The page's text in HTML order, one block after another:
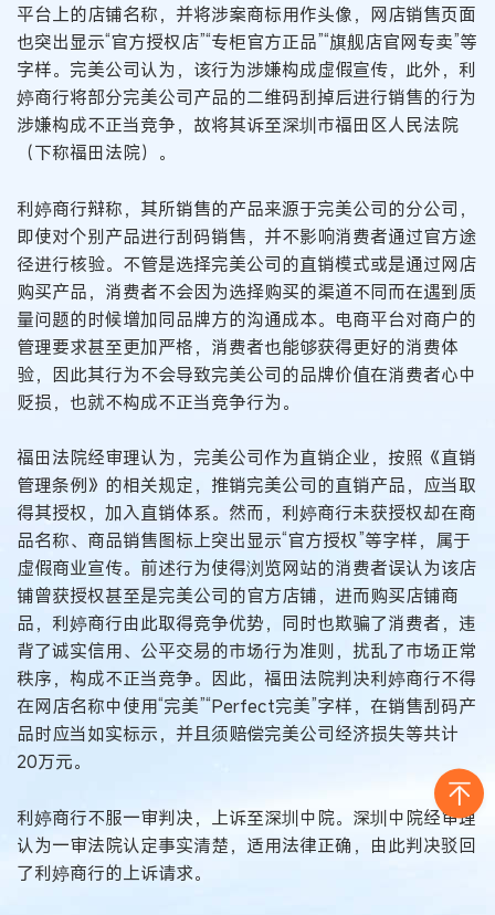
平台上的店铺名称，并将涉案商标用作头像，网店销售页面
也突出显示“官方授权店”“专柜官方正品”“旗舰店官网专卖”等
字样。完美公司认为，该行为涉嫌构成虚假宣传，此外，利
婷商行将部分完美公司产品的二维码刮掉后进行销售的行为
涉嫌构成不正当竞争，故将其诉至深圳市福田区人民法院
（下称福田法院）。
利婷商行辩称，其所销售的产品来源于完美公司的分公司，
即使对个别产品进行刮码销售，并不影响消费者通过官方途
径进行核验。不管是选择完美公司的直销模式或是通过网店
购买产品，消费者不会因为选择购买的渠道不同而在遇到质
量问题的时候增加同品牌方的沟通成本。电商平台对商户的
管理要求甚至更加严格，消费者也能够获得更好的消费体
验，因此其行为不会导致完美公司的品牌价值在消费者心中
贬损，也就不构成不正当竞争行为。
福田法院经审理认为，完美公司作为直销企业，按照《直销
管理条例》的相关规定，推销完美公司的直销产品，应当取
得其授权，加入直销体系。然而，利婷商行未获授权却在商
品名称、商品销售图标上突出显示“官方授权”等字样，属于
虚假商业宣传。前述行为使得浏览网站的消费者误认为该店
铺曾获授权甚至是完美公司的官方店铺，进而购买店铺商
品，利婷商行由此取得竞争优势，同时也欺骗了消费者，违
背了诚实信用、公平交易的市场行为准则，扰乱了市场正常
秩序，构成不正当竞争。因此，福田法院判决利婷商行不得
在网店名称中使用“完美”“Perfect完美”字样，在销售刮码产
品时应当如实标示，并且须赔偿完美公司经济损失等共计
20万元。
利婷商行不服一审判决，上诉至深圳中院。深圳中院经审理
认为一审法院认定事实清楚，适用法律正确，由此判决驳回
了利婷商行的上诉请求。